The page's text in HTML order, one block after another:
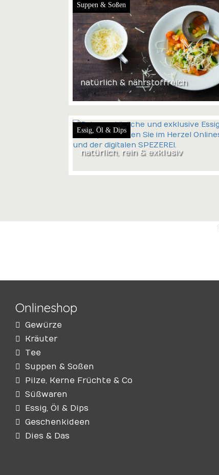
Suppen & Soßen
natürlich & nährstoffreich
Essig, Öl & Dips
natürlich, rein & exklusiv
Onlineshop
Gewürze
Kräuter
Tee
Suppen & Soßen
Pilze, Kerne Früchte & Co
Süßwaren
Essig, Öl & Dips
Geschenkideen
Dies & Das